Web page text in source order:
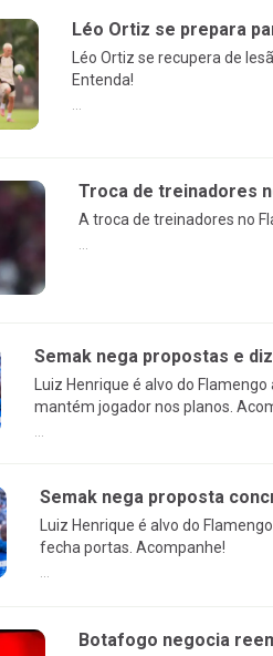
Léo Ortiz se prepara
Léo Ortiz se recupera de
Entenda!
...
Troca de treinadores
A troca de treinadores no
...
Semak nega propostas e
Luiz Henrique é alvo do
mantém jogador nos planos.
...
Semak nega proposta
Luiz Henrique é alvo do
fecha portas. Acompanhe!
...
Botafogo negocia